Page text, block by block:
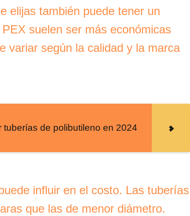
elijas también puede tener un
suelen ser más económicas
variar según la calidad y la marca
tuberías de polibutileno en 2024
influir en el costo. Las tuberías
que las de menor diámetro.